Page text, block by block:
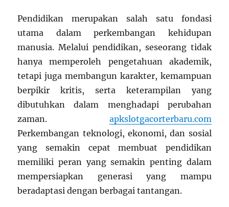
Pendidikan merupakan salah satu fondasi
utama dalam perkembangan kehidupan
manusia. Melalui pendidikan, seseorang tidak
hanya memperoleh pengetahuan akademik,
tetapi juga membangun karakter, kemampuan
berpikir kritis, serta keterampilan yang
dibutuhkan dalam menghadapi perubahan
zaman. apkslotgacorterbaru.com
Perkembangan teknologi, ekonomi, dan sosial
yang semakin cepat membuat pendidikan
memiliki peran yang semakin penting dalam
mempersiapkan generasi yang mampu
beradaptasi dengan berbagai tantangan.